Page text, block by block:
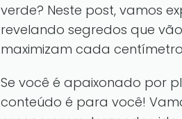
verde? Neste post, vamos
revelando segredos que
maximizam cada
Se você é apaixonado por
conteúdo é para você!